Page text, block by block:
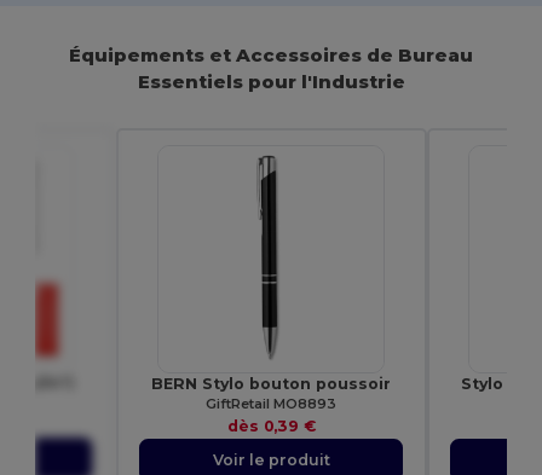
Équipements et Accessoires de Bureau
Essentiels pour l'Industrie
BERN Stylo bouton poussoir
GiftRetail MO8893
dès 0,39 €
Voir le produit
Stylo en